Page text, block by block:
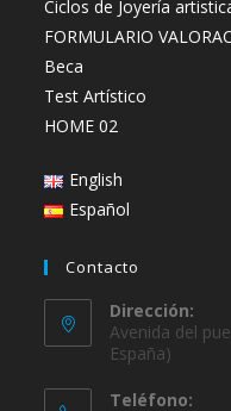
Ciclos de Joyería
FORMULARIO
Beca
Test Artístico
HOME 02
English
Español
Contacto
Dirección:
Avenida del
España)
Teléfono: